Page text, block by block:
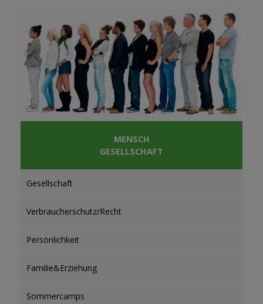
MENSCH
GESELLSCHAFT
Gesellschaft
Verbraucherschutz/Recht
Persönlichkeit
Familie&Erziehung
Sommercamps